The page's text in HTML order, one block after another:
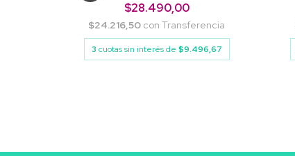
$28.490,00
$24.216,50 con Transferencia
3 cuotas sin interés de $9.496,67